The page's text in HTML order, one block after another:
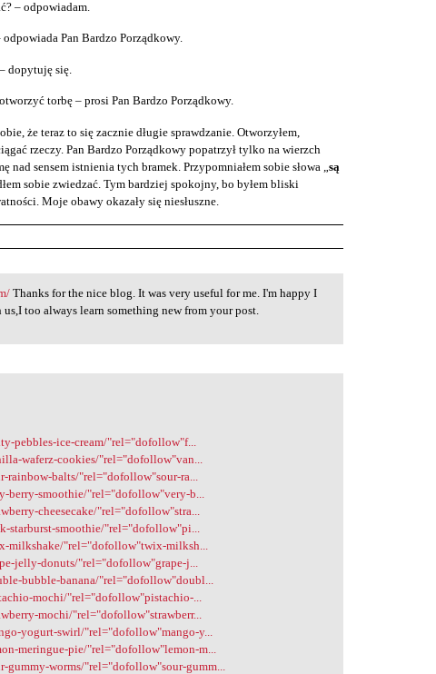
– odpowiadam.
odpowiada Pan Bardzo Porządkowy.
dopytuję się.
torbę – prosi Pan Bardzo Porządkowy.
że teraz to się zacznie długie sprawdzanie. Otworzyłem,
rzeczy. Pan Bardzo Porządkowy popatrzył tylko na wierzch
sensem istnienia tych bramek. Przypomniałem sobie słowa „ są
sobie zwiedzać. Tym bardziej spokojny, bo byłem bliski
Moje obawy okazały się niesłuszne.
Thanks for the nice blog. It was very useful for me. I'm happy I
too always learn something new from your post.
pebbles-ice-cream/"rel="dofollow"f...
waferz-cookies/"rel="dofollow"van...
rainbow-balts/"rel="dofollow"sour-ra...
berry-smoothie/"rel="dofollow"very-b...
cheesecake/"rel="dofollow"stra...
starburst-smoothie/"rel="dofollow"pi...
milkshake/"rel="dofollow"twix-milksh...
jelly-donuts/"rel="dofollow"grape-j...
bubble-banana/"rel="dofollow"doubl...
mochi/"rel="dofollow"pistachio-...
mochi/"rel="dofollow"strawberr...
yogurt-swirl/"rel="dofollow"mango-y...
meringue-pie/"rel="dofollow"lemon-m...
worms/"rel="dofollow"sour-gumm...